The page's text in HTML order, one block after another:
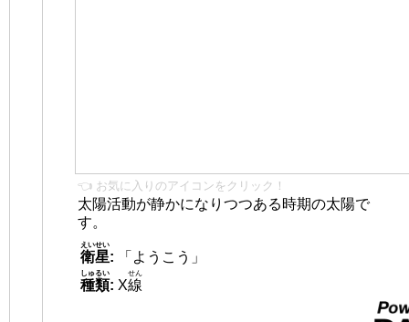
👈 お気に入りのアイコンをクリック！
太陽活動が静かになりつつある時期の太陽で
す。
衛星
えいせい
:
「ようこう」
種類
しゅるい
: X線
せん